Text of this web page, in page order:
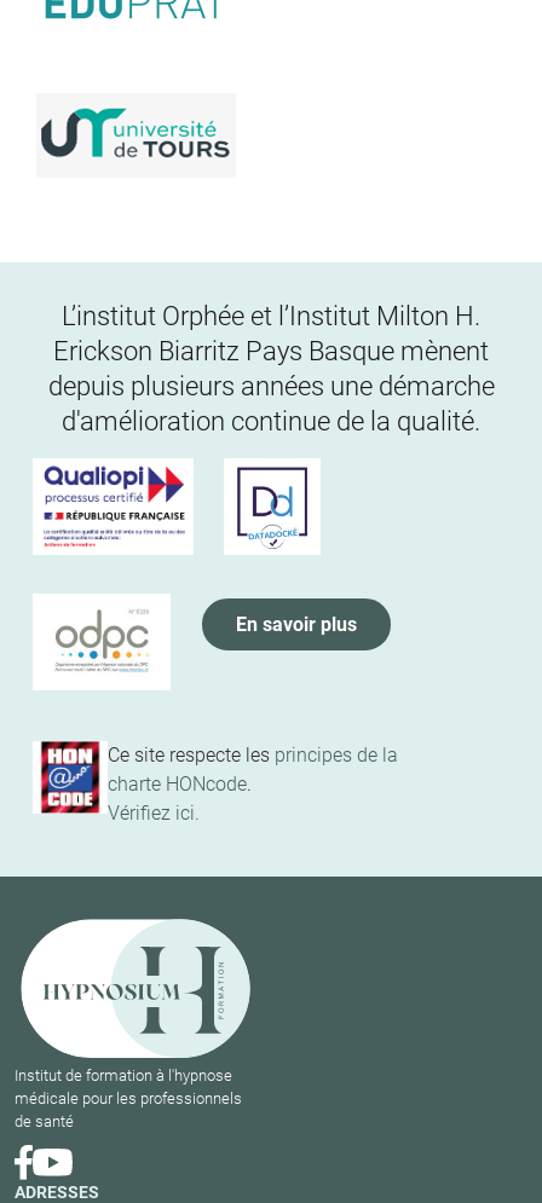
L’institut Orphée et l’Institut Milton H.
Erickson Biarritz Pays Basque mènent
depuis plusieurs années une démarche
d'amélioration continue de la qualité.
Ce site respecte les principes de la
charte HONcode.
Vérifiez ici.
En savoir plus
Institut de formation à l'hypnose
médicale pour les professionnels
de santé
ADRESSES